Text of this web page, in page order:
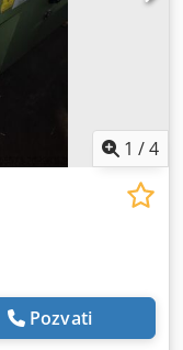
1 /4
Pozvati